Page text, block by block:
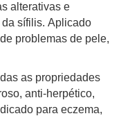
alterativas e
sífilis. Aplicado
problemas de pele,
as propriedades
anti-herpético,
para eczema,